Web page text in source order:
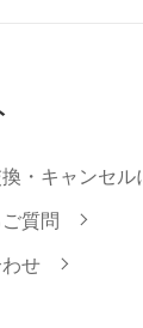
・キャンセル
質問
せ